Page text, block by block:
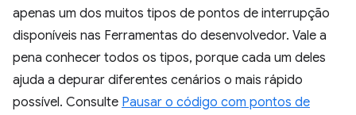
apenas um dos muitos tipos de pontos de interrupção
disponíveis nas Ferramentas do desenvolvedor. Vale a
pena conhecer todos os tipos, porque cada um deles
ajuda a depurar diferentes cenários o mais rápido
possível. Consulte Pausar o código com pontos de